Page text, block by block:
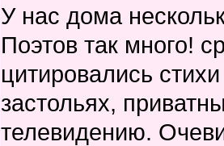
У нас дома
Поэтов так много!
цитировались
застольях,
телевидению.